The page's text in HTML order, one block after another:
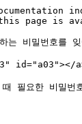
page is
는 비밀번호를
id="a03"></
때 필요한 비밀